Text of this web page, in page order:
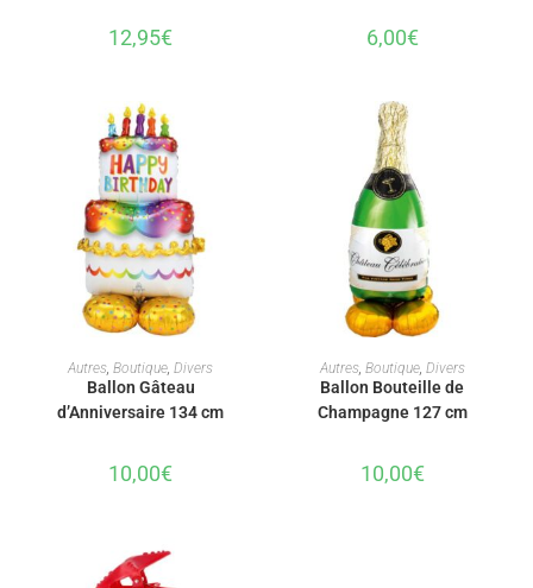
12,95€ 6,00€
AJOUTER AU PANIER
Autres,Boutique,Divers
Ballon Gâteau
d’Anniversaire 134 cm
10,00€
AJOUTER AU PANIER
Autres, Boutique, Divers
Ballon Bouteille de
Champagne 127 cm
10,00€